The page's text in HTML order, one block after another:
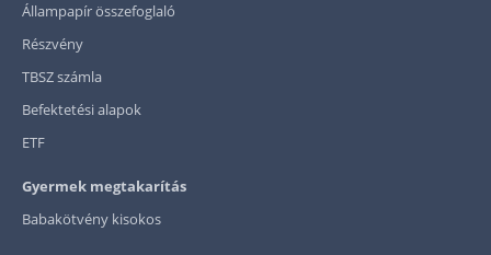
Állampapír összefoglaló
Részvény
TBSZ számla
Befektetési alapok
ETF
Gyermek megtakarítás
Babakötvény kisokos